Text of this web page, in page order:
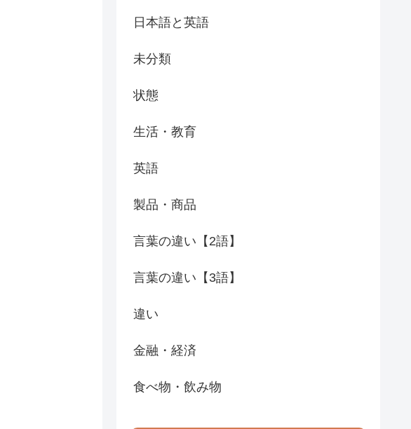
日本語と英語
未分類
状態
生活・教育
英語
製品・商品
言葉の違い【2語】
言葉の違い【3語】
違い
金融・経済
食べ物・飲み物